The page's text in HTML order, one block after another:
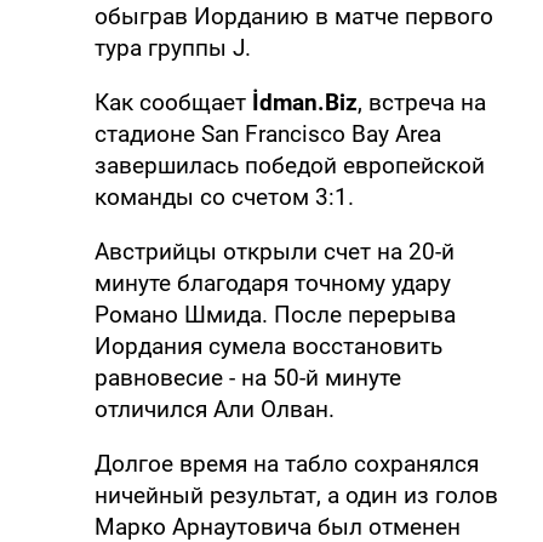
обыграв Иорданию в матче первого
тура группы J.
Как сообщает İdman.Biz, встреча на
стадионе San Francisco Bay Area
завершилась победой европейской
команды со счетом 3:1.
Австрийцы открыли счет на 20-й
минуте благодаря точному удару
Романо Шмида. После перерыва
Иордания сумела восстановить
равновесие - на 50-й минуте
отличился Али Олван.
Долгое время на табло сохранялся
ничейный результат, а один из голов
Марко Арнаутовича был отменен